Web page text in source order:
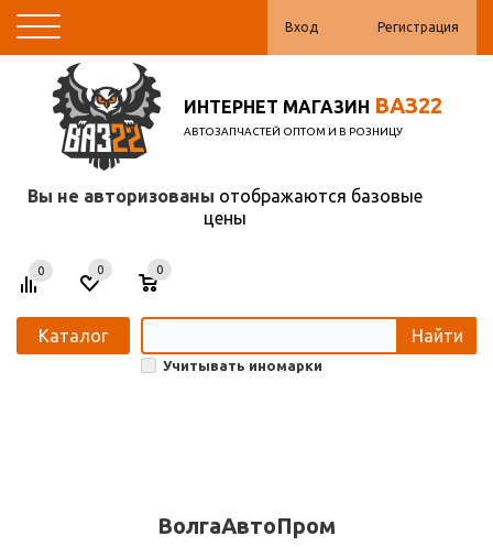
Вход Регистрация
ИНТЕРНЕТ МАГАЗИН ВАЗ22
АВТОЗАПЧАСТЕЙ ОПТОМ И В РОЗНИЦУ
Вы не авторизованы отображаются базовые
цены
Каталог Найти
Учитывать иномарки
0 0
0
ВолгаАвтоПром